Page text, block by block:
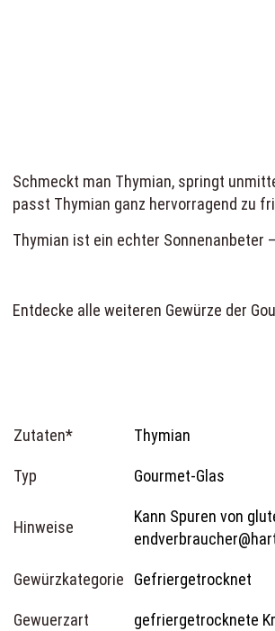
Schmeckt man Thymian, springt
passt Thymian ganz hervorragend zu
Thymian ist ein echter Sonnenanbeter
Entdecke alle weiteren Gewürze der
Zutaten* Thymian
Typ Gourmet-Glas
Hinweise
Kann Spuren von
Gewürzkategorie Gefriergetrocknet
Gewuerzart gefriergetrocknete